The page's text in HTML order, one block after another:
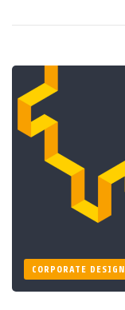
CORPORATE DESIGN